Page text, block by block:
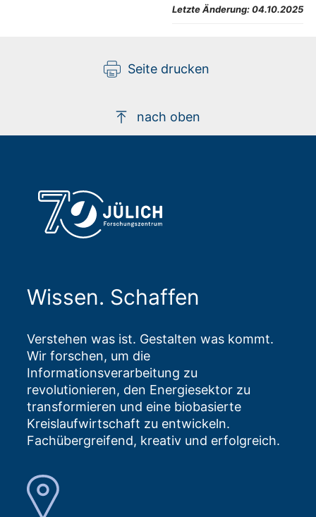
Letzte Änderung:04.10.2025
Seite drucken
nach oben
Wissen. Schaffen
Verstehen was ist. Gestalten was kommt.
Wir forschen, um die
Informationsverarbeitung zu
revolutionieren, den Energiesektor zu
transformieren und eine biobasierte
Kreislaufwirtschaft zu entwickeln.
Fachübergreifend, kreativ und erfolgreich.